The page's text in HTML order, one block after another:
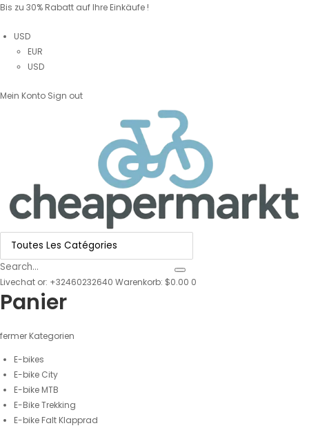
Bis zu 30% Rabatt auf Ihre Einkäufe !
USD
EUR
USD
Mein Konto Sign out
Livechat or: +32460232640 Warenkorb: $0.00 0
Panier
fermer Kategorien
E-bikes
E-bike City
E-bike MTB
E-Bike Trekking
E-bike Falt Klapprad